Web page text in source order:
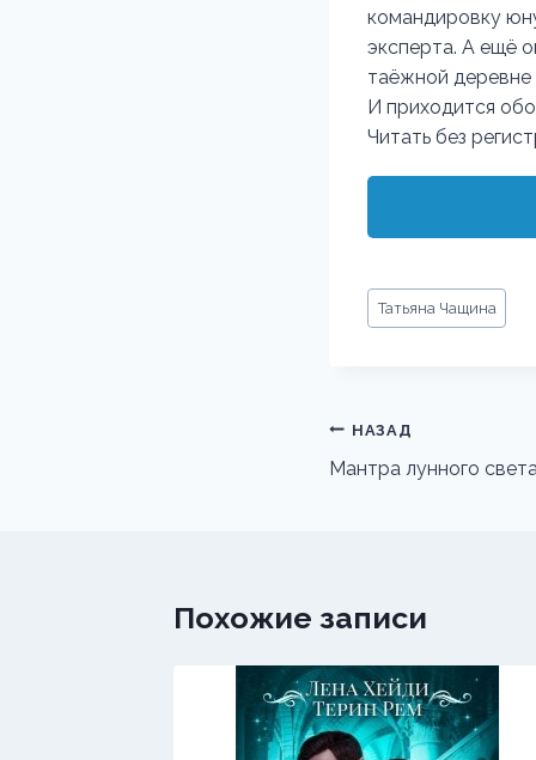
командировку
эксперта. А ещё
таёжной деревне
И приходится
Читать без
Метки
записи:
Татьяна Чащина
Навигация
по
НАЗАД
Мантра лунного
Похожие записи